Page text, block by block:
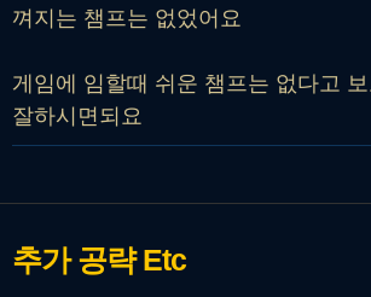
껴지는 챔프는 없었어요
게임에 임할때 쉬운 챔프는 없다고
잘하시면되요
추가 공략Etc